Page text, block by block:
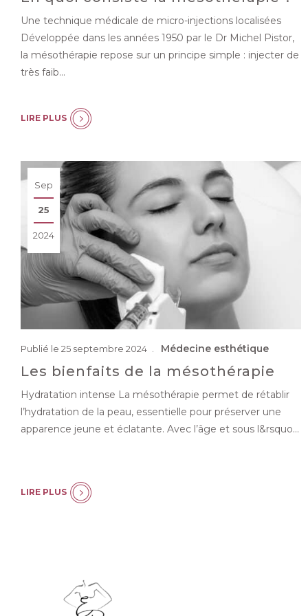
Une technique médicale de micro-injections localisées
Développée dans les années 1950 par le Dr Michel Pistor,
la mésothérapie repose sur un principe simple : injecter de
très faib…
LIRE PLUS
Sep
25
2024
Publié le 25 septembre 2024 Médecine esthétique
Les bienfaits de la mésothérapie
Hydratation intense La mésothérapie permet de rétablir
l’hydratation de la peau, essentielle pour préserver une
apparence jeune et éclatante. Avec l’âge et sous l&rsquo…
LIRE PLUS